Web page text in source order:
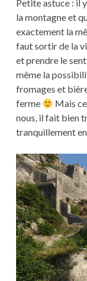
Petite astuce : il
la montagne et
exactement la
faut sortir de la
et prendre le
même la
fromages et
ferme
Mais
nous, il fait bien
tranquillement